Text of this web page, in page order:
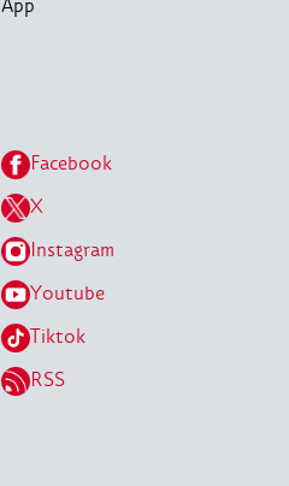
App
Facebook
X
Instagram
Youtube
Tiktok
RSS